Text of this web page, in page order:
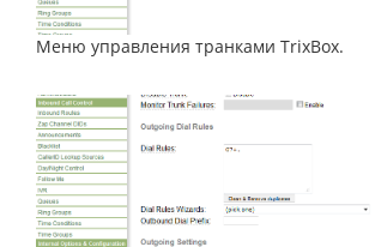
Меню управления транками TrixBox.